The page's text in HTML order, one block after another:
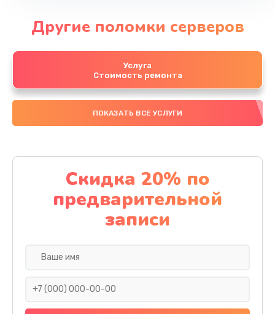
Другие поломки серверов
Услуга
Стоимость ремонта
ПОКАЗАТЬ ВСЕ УСЛУГИ
Скидка 20% по
предварительной
записи